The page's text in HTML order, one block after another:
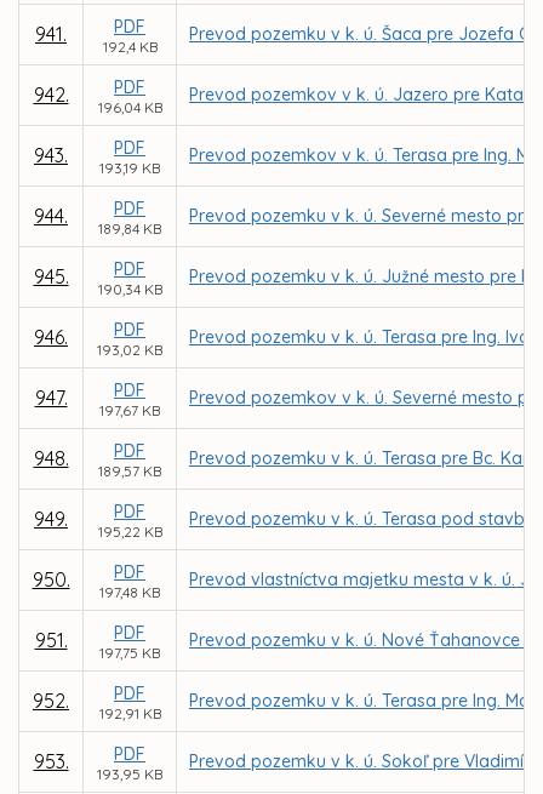
941. PDF
192,4 KB
Prevod pozemku v k. ú. Šaca pre Jozefa
942. PDF
196,04 KB
Prevod pozemkov v k. ú. Jazero pre
943. PDF
193,19 KB
Prevod pozemkov v k. ú. Terasa pre Ing.
944. PDF
189,84 KB
Prevod pozemku v k. ú. Severné mesto pre
945. PDF
190,34 KB
Prevod pozemku v k. ú. Južné mesto pre
946. PDF
193,02 KB
Prevod pozemku v k. ú. Terasa pre Ing.
947. PDF
197,67 KB
Prevod pozemkov v k. ú. Severné mesto
948. PDF
189,57 KB
Prevod pozemku v k. ú. Terasa pre Bc.
949. PDF
195,22 KB
Prevod pozemku v k. ú. Terasa pod
950. PDF
197,48 KB
Prevod vlastníctva majetku mesta v k. ú.
951. PDF
197,75 KB
Prevod pozemku v k. ú. Nové Ťahanovce
952. PDF
192,91 KB
Prevod pozemku v k. ú. Terasa pre Ing.
953. PDF
193,95 KB
Prevod pozemku v k. ú. Sokoľ pre